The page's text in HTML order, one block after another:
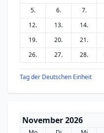
5.
6. 7.
12.
13. 14.
19.
20. 21.
26.
27. 28.
Tag der Deutschen Einheit
November 2026